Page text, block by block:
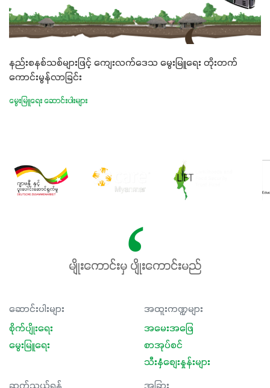
နည်းစနစ်သစ်များဖြင့် ကျေးလက်ဒေသ မွေးမြူရေး တိုးတက်
ကောင်းမွန်လာခြင်း
မွေးမြူရေး ဆောင်းပါးများ
မျိုးကောင်းမှ ပျိုးကောင်းမည်
ဆောင်းပါးများ
စိုက်ပျိုးရေး
မွေးမြူရေး
အထူးကဏ္ဍများ
အမေးအဖြေ
စာအုပ်စင်
သီးနှံစျေးနှုန်းများ